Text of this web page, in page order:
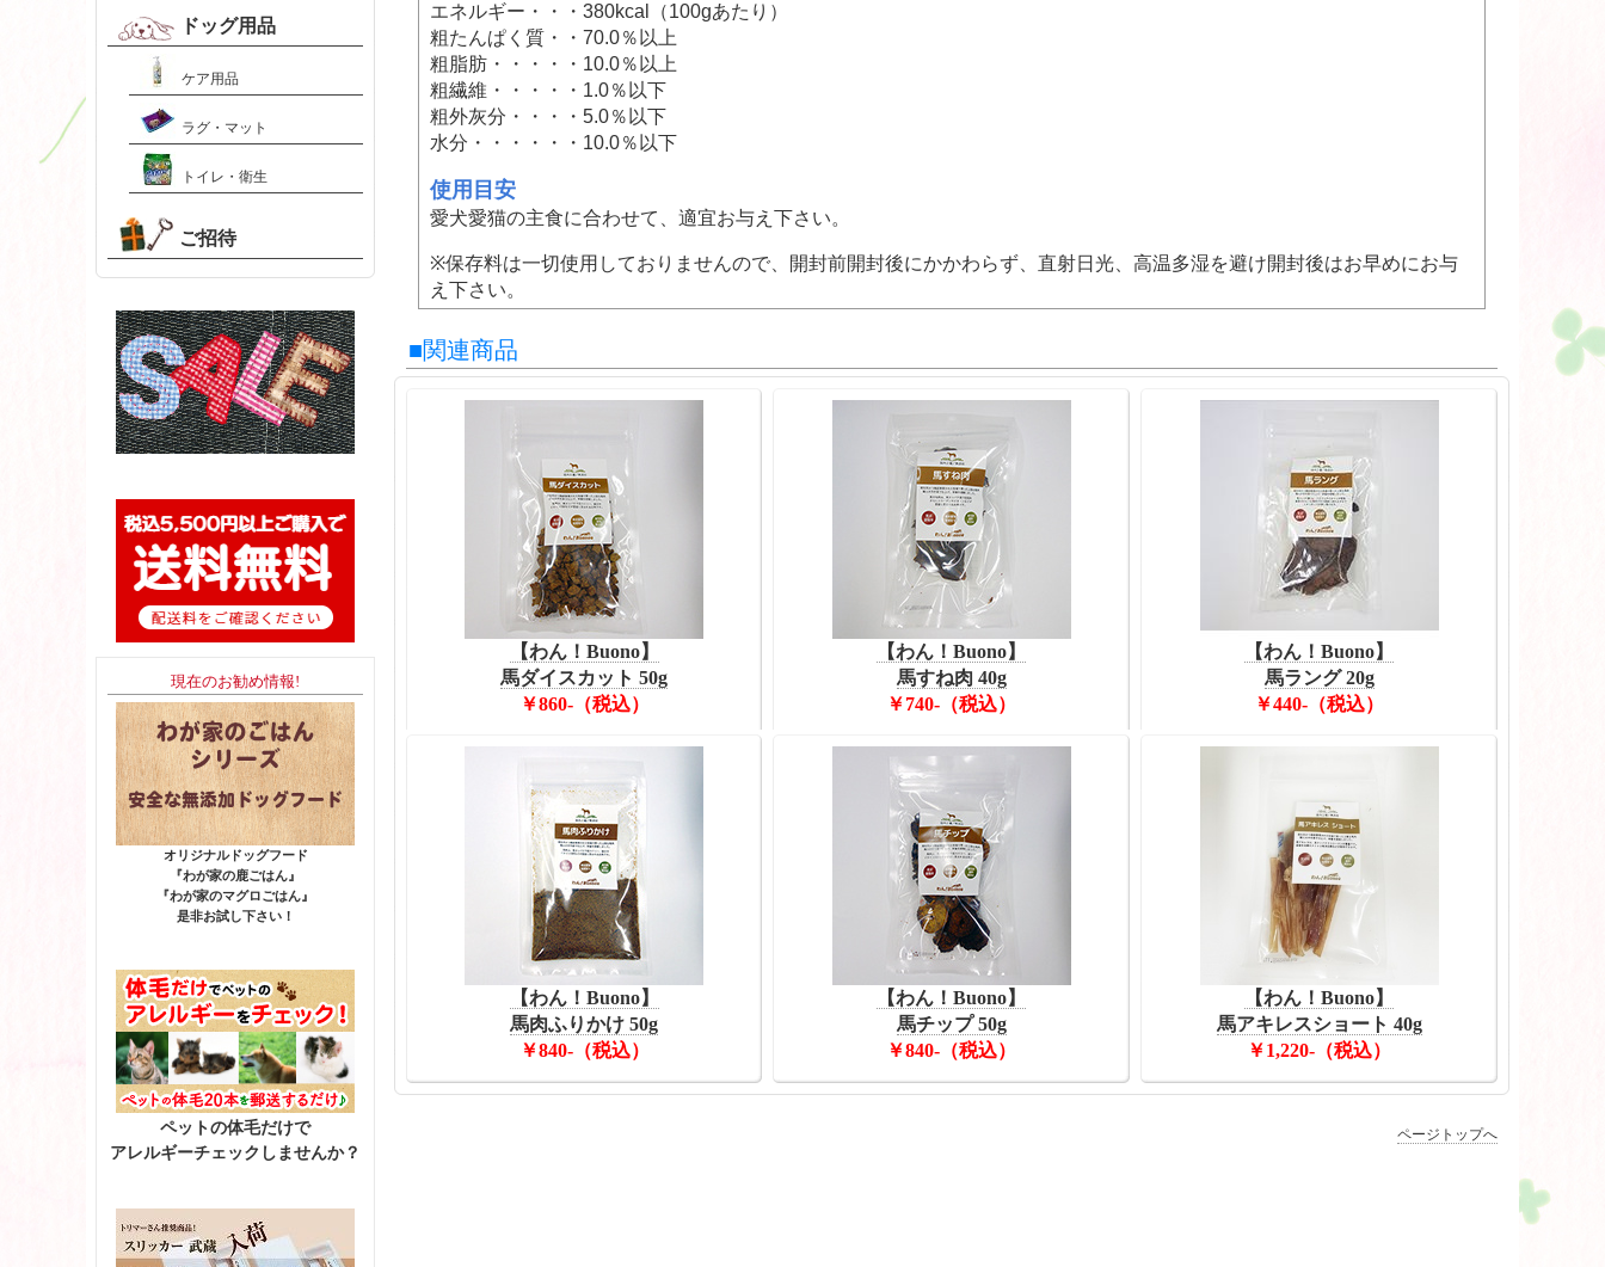
エネルギー・・・380kcal（100gあたり）
粗たんぱく質・・70.0％以上
粗脂肪・・・・・10.0％以上
粗繊維・・・・・1.0％以下
粗外灰分・・・・5.0％以下
水分・・・・・・10.0％以下
使用目安
愛犬愛猫の主食に合わせて、適宜お与え下さい。
※保存料は一切使用しておりませんので、開封前開封後にかかわらず、直射日光、高温多湿を避け開封後はお早めにお与
え下さい。
■関連商品
【わん！Buono】
馬ダイスカット 50g
￥860-（税込）
【わん！Buono】
馬すね肉 40g
￥740-（税込）
【わん！Buono】
馬ラング 20g
￥440-（税込）
【わん！Buono】
馬肉ふりかけ 50g
￥840-（税込）
【わん！Buono】
馬チップ 50g
￥840-（税込）
【わん！Buono】
馬アキレスショート 40g
￥1,220-（税込）
ページトップへ
ドッグ用品
ケア用品
ラグ・マット
トイレ・衛生
ご招待
現在のお勧め情報!
オリジナルドッグフード
『わが家の鹿ごはん』
『わが家のマグロごはん』
是非お試し下さい！
ペットの体毛だけで
アレルギーチェックしませんか？